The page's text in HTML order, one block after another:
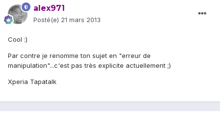
alex971
Posté(e) 21 mars 2013
Cool :)
Par contre je renomme ton sujet en "erreur de
manipulation"...c'est pas très explicite actuellement ;)
Xperia Tapatalk